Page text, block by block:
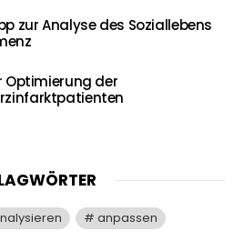
zur Analyse des Soziallebens
Optimierung der
anpassen